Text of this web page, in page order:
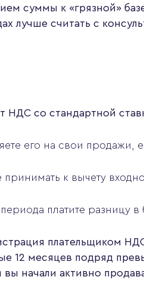
суммы к «грязной»
лучше считать с
НДС со стандартной
его на свои продажи,
принимать к вычету
платите разницу в
плательщиком
12 месяцев подряд
вы начали активно